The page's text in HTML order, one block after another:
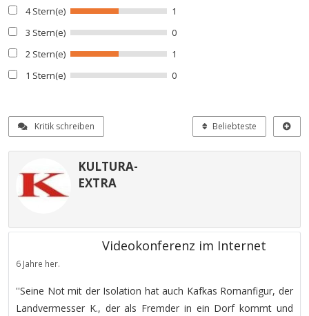
4 Stern(e)
1
3 Stern(e)
0
2 Stern(e)
1
1 Stern(e)
0
Kritik schreiben Beliebteste
KULTURA-
EXTRA
Videokonferenz im Internet
6 Jahre her.
''Seine Not mit der Isolation hat auch Kafkas Romanfigur, der
Landvermesser K., der als Fremder in ein Dorf kommt und